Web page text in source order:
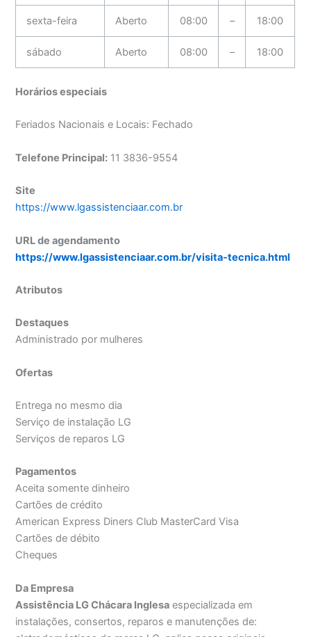
sexta-feira Aberto 08:00 – 18:00
sábado Aberto 08:00 – 18:00
Horários especiais
Feriados Nacionais e Locais: Fechado
Telefone Principal: 11 3836-9554
Site
https://www.lgassistenciaar.com.br
URL de agendamento
https://www.lgassistenciaar.com.br/visita-tecnica.html
Atributos
Destaques
Administrado por mulheres
Ofertas
Entrega no mesmo dia
Serviço de instalação LG
Serviços de reparos LG
Pagamentos
Aceita somente dinheiro
Cartões de crédito
American Express Diners Club MasterCard Visa
Cartões de débito
Cheques
Da Empresa
Assistência LG Chácara Inglesa especializada em
instalações, consertos, reparos e manutenções de: